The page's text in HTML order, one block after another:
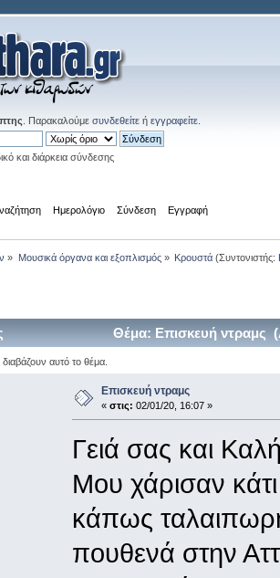
. Παρακαλούμε συνδεθείτε ή εγγραφείτε
και διάρκεια σύνδεσης
Ημερολόγιο Σύνδεση Εγγραφή
» Μουσικά όργανα και εξοπλισμός» Κρουστά(Συντονιστής:
Θέμα: Επισκευή ντραμς
αυτό το θέμα.
Επισκευή ντραμς
« στις: 02/01/20, 16:07 »
Γειά σας και
Μου χάρισαν
κάπως
πουθενά στην